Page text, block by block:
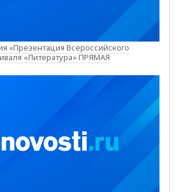
«Презентация Всероссийского
«Литература» ПРЯМАЯ